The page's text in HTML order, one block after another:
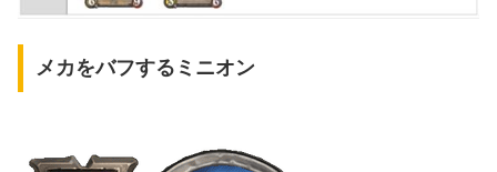
メカをバフするミニオン